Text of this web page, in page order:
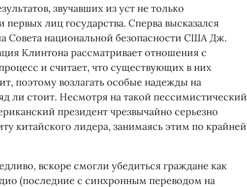
звучавших из уст не только
лиц государства. Сперва высказался
Совета национальной безопасности США Дж.
Клинтона рассматривает отношения с
и считает, что существующих в них
поэтому возлагать особые надежды на
ли стоит. Несмотря на такой пессимистический
президент чрезвычайно серьезно
китайского лидера, занимаясь этим по крайней
вскоре смогли убедиться граждане как
(последние с синхронным переводом на